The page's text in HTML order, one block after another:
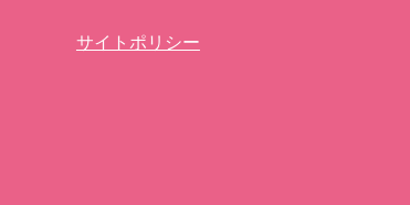
サイトポリシー